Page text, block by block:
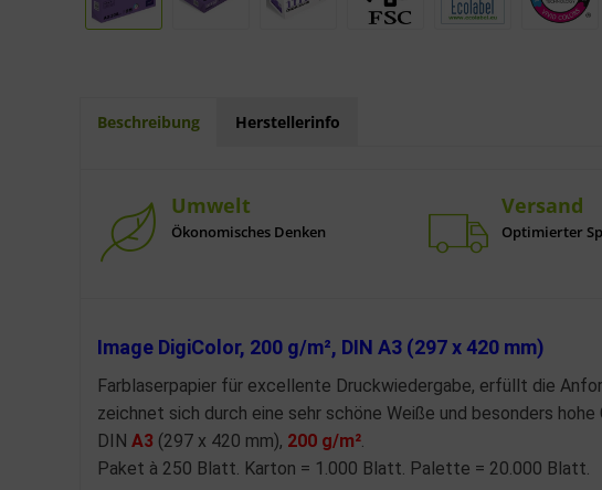
Beschreibung Herstellerinfo
Umwelt
Ökonomisches Denken
Versand
Optimierter
Image DigiColor, 200 g/m², DIN A3 (297 x 420 mm)
Farblaserpapier für excellente Druckwiedergabe, erfüllt die
zeichnet sich durch eine sehr schöne Weiße und besonders hohe
DIN A3 (297 x 420 mm), 200 g/m².
Paket à 250 Blatt. Karton = 1.000 Blatt. Palette = 20.000 Blatt.